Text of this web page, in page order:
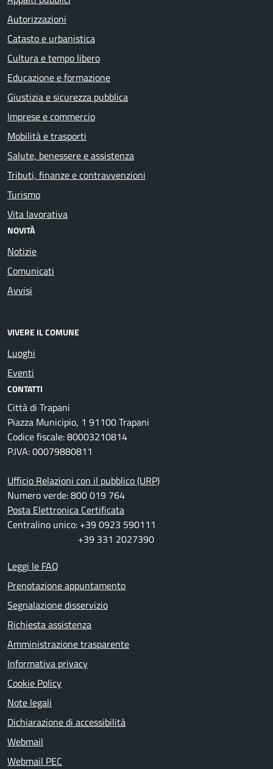
Autorizzazioni
Catasto e urbanistica
Cultura e tempo libero
Educazione e formazione
Giustizia e sicurezza pubblica
Imprese e commercio
Mobilità e trasporti
Salute, benessere e assistenza
Tributi, finanze e contravvenzioni
Turismo
Vita lavorativa
NOVITÀ
Notizie
Comunicati
Avvisi
VIVERE IL COMUNE
Luoghi
Eventi
CONTATTI
Città di Trapani
Piazza Municipio, 1 91100 Trapani
Codice fiscale: 80003210814
P.IVA: 00079880811
Ufficio Relazioni con il pubblico (URP)
Numero verde: 800 019 764
Posta Elettronica Certificata
Centralino unico: +39 0923 590111
+39 331 2027390
Leggi le FAQ
Prenotazione appuntamento
Segnalazione disservizio
Richiesta assistenza
Amministrazione trasparente
Informativa privacy
Cookie Policy
Note legali
Dichiarazione di accessibilità
Webmail
Webmail PEC